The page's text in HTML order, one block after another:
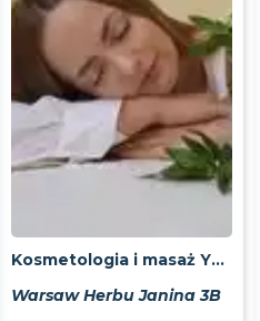
Kosmetologia i masaż Yulii Yakovenko
Warsaw Herbu Janina 3B